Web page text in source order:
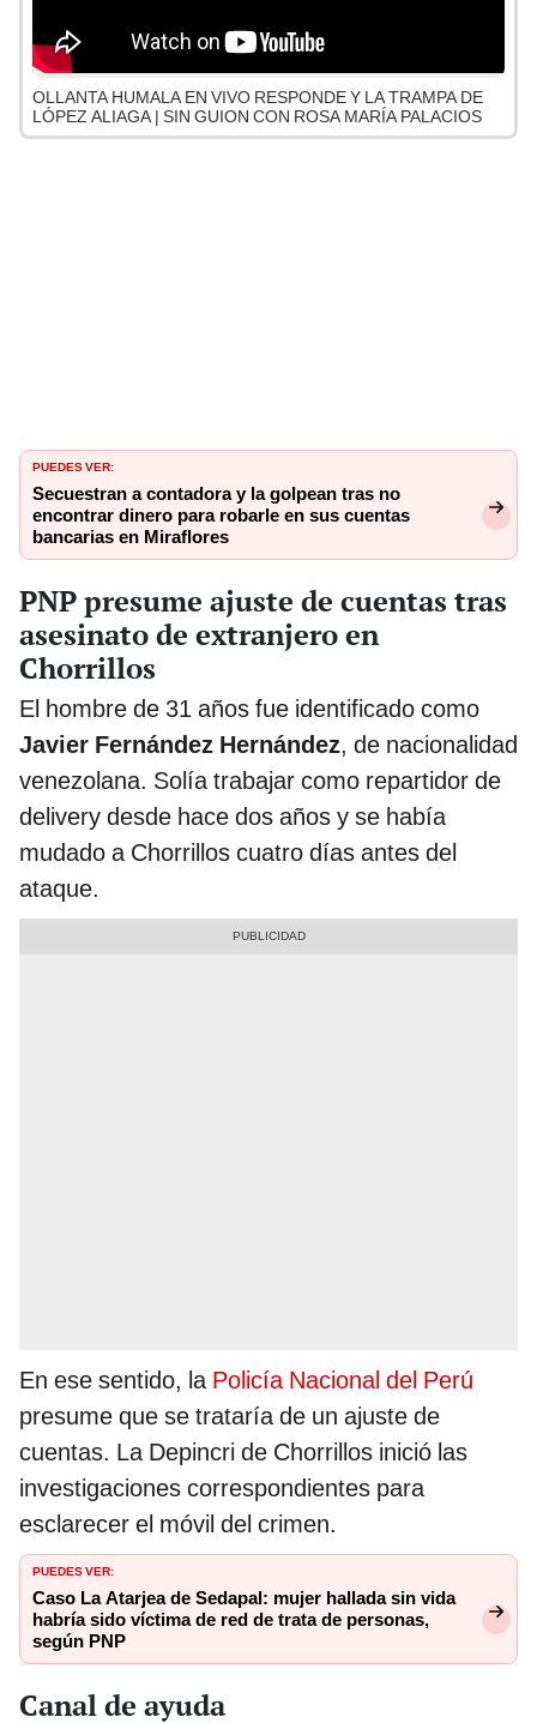
OLLANTA HUMALA EN VIVO RESPONDE Y LA TRAMPA DE
LÓPEZ ALIAGA | SIN GUION CON ROSA MARÍA PALACIOS
PUEDES VER:
Secuestran a contadora y la golpean tras no
encontrar dinero para robarle en sus cuentas
bancarias en Miraflores
PNP presume ajuste de cuentas tras
asesinato de extranjero en
Chorrillos
El hombre de 31 años fue identificado como
Javier Fernández Hernández, de nacionalidad
venezolana. Solía trabajar como repartidor de
delivery desde hace dos años y se había
mudado a Chorrillos cuatro días antes del
ataque.
En ese sentido, la Policía Nacional del Perú
presume que se trataría de un ajuste de
cuentas. La Depincri de Chorrillos inició las
investigaciones correspondientes para
esclarecer el móvil del crimen.
PUEDES VER:
Caso La Atarjea de Sedapal: mujer hallada sin vida
habría sido víctima de red de trata de personas,
según PNP
Canal de ayuda